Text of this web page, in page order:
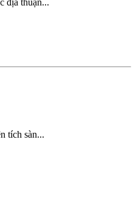
địa thuận...
tích sàn...